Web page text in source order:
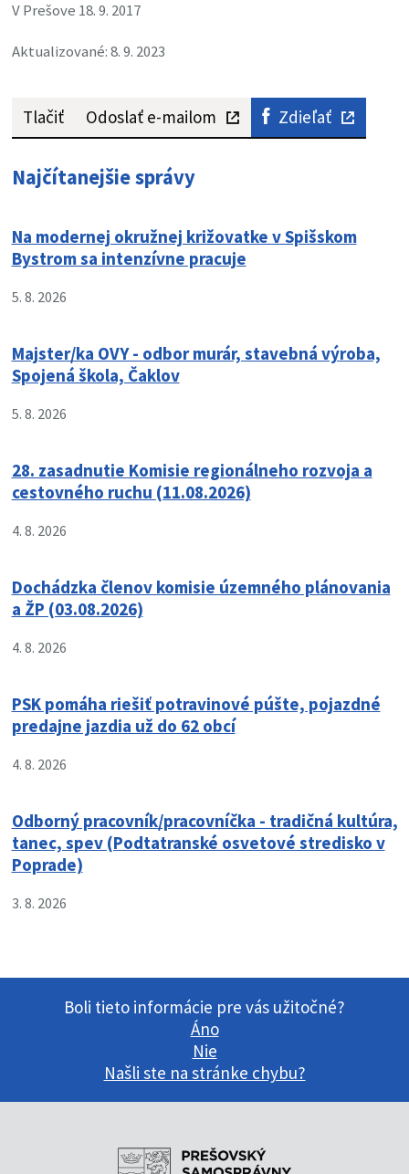
V Prešove 18. 9. 2017
Aktualizované: 8. 9. 2023
Tlačiť Odoslať e-mailom Zdieľať
Najčítanejšie správy
Na modernej okružnej križovatke v Spišskom
Bystrom sa intenzívne pracuje
5. 8. 2026
Majster/ka OVY - odbor murár, stavebná výroba,
Spojená škola, Čaklov
5. 8. 2026
28. zasadnutie Komisie regionálneho rozvoja a
cestovného ruchu (11.08.2026)
4. 8. 2026
Dochádzka členov komisie územného plánovania
a ŽP (03.08.2026)
4. 8. 2026
PSK pomáha riešiť potravinové púšte, pojazdné
predajne jazdia už do 62 obcí
4. 8. 2026
Odborný pracovník/pracovníčka - tradičná kultúra,
tanec, spev (Podtatranské osvetové stredisko v
Poprade)
3. 8. 2026
Boli tieto informácie pre vás užitočné?
Áno
Nie
Našli ste na stránke chybu?